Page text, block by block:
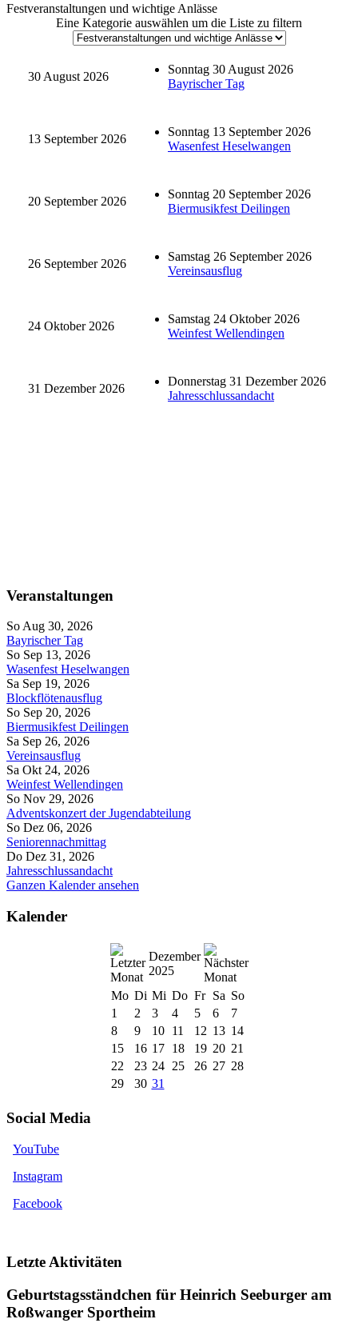
Festveranstaltungen und wichtige Anlässe
Eine Kategorie auswählen um die Liste zu filtern
30 August 2026
Sonntag 30 August 2026
Bayrischer Tag
13 September 2026
Sonntag 13 September 2026
Wasenfest Heselwangen
20 September 2026
Sonntag 20 September 2026
Biermusikfest Deilingen
26 September 2026
Samstag 26 September 2026
Vereinsausflug
24 Oktober 2026
Samstag 24 Oktober 2026
Weinfest Wellendingen
31 Dezember 2026
Donnerstag 31 Dezember 2026
Jahresschlussandacht
Veranstaltungen
So Aug 30, 2026
Bayrischer Tag
So Sep 13, 2026
Wasenfest Heselwangen
Sa Sep 19, 2026
Blockflötenausflug
So Sep 20, 2026
Biermusikfest Deilingen
Sa Sep 26, 2026
Vereinsausflug
Sa Okt 24, 2026
Weinfest Wellendingen
So Nov 29, 2026
Adventskonzert der Jugendabteilung
So Dez 06, 2026
Seniorennachmittag
Do Dez 31, 2026
Jahresschlussandacht
Ganzen Kalender ansehen
Kalender
Dezember
2025
Mo Di Mi Do Fr Sa So
1
2 3 4 5 6
7
8
9 10 11 12 13 14
15
16 17 18 19 20 21
22
23 24 25 26 27 28
29
30 31
Social Media
YouTube
Instagram
Facebook
Letzte Aktivitäten
Geburtstagsständchen für Heinrich Seeburger am
Roßwanger Sportheim